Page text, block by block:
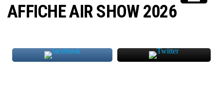
AFFICHE AIR SHOW 2026